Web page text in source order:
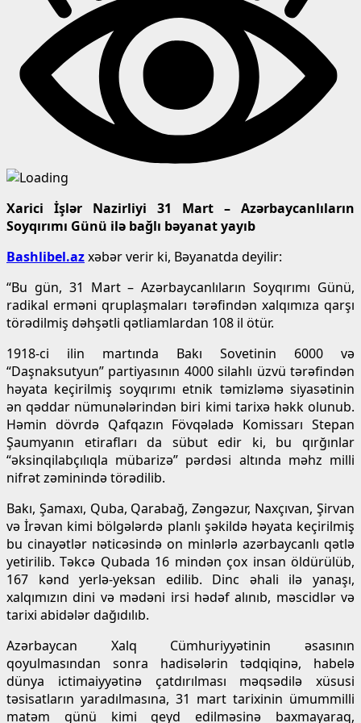
Xarici İşlər Nazirliyi 31 Mart – Azərbaycanlıların
Soyqırımı Günü ilə bağlı bəyanat yayıb
Bashlibel.azxəbər verir ki, Bəyanatda deyilir:
“Bu gün, 31 Mart – Azərbaycanlıların Soyqırımı Günü,
radikal erməni qruplaşmaları tərəfindən xalqımıza qarşı
törədilmiş dəhşətli qətliamlardan 108 il ötür.
1918-ci ilin martında Bakı Sovetinin 6000 və
“Daşnaksutyun” partiyasının 4000 silahlı üzvü tərəfindən
həyata keçirilmiş soyqırımı etnik təmizləmə siyasətinin
ən qəddar nümunələrindən biri kimi tarixə həkk olunub.
Həmin dövrdə Qafqazın Fövqəladə Komissarı Stepan
Şaumyanın etirafları da sübut edir ki, bu qırğınlar
“əksinqilabçılıqla mübarizə” pərdəsi altında məhz milli
nifrət zəminində törədilib.
Bakı, Şamaxı, Quba, Qarabağ, Zəngəzur, Naxçıvan, Şirvan
və İrəvan kimi bölgələrdə planlı şəkildə həyata keçirilmiş
bu cinayətlər nəticəsində on minlərlə azərbaycanlı qətlə
yetirilib. Təkcə Qubada 16 mindən çox insan öldürülüb,
167 kənd yerlə-yeksan edilib. Dinc əhali ilə yanaşı,
xalqımızın dini və mədəni irsi hədəf alınıb, məscidlər və
tarixi abidələr dağıdılıb.
Azərbaycan Xalq Cümhuriyyətinin əsasının
qoyulmasından sonra hadisələrin tədqiqinə, habelə
dünya ictimaiyyətinə çatdırılması məqsədilə xüsusi
təsisatların yaradılmasına, 31 mart tarixinin ümummilli
matəm günü kimi qeyd edilməsinə baxmayaraq,